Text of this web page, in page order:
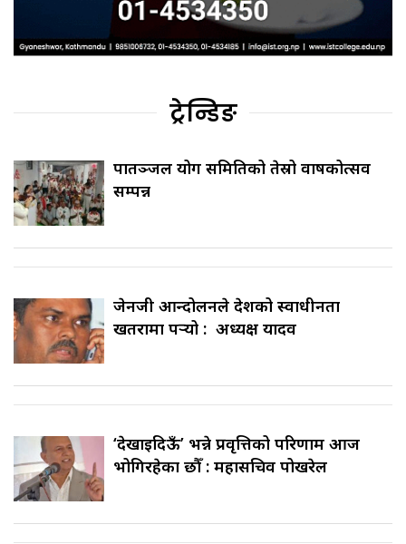
ट्रेन्डिङ
पातञ्जल योग समितिको तेस्रो वार्षिकोत्सव
सम्पन्न
जेनजी आन्दोलनले देशको स्वाधीनता
खतरामा पर्‍यो : अध्यक्ष यादव
‘देखाइदिऊँ’ भन्ने प्रवृत्तिको परिणाम आज
भोगिरहेका छौँ : महासचिव पोखरेल